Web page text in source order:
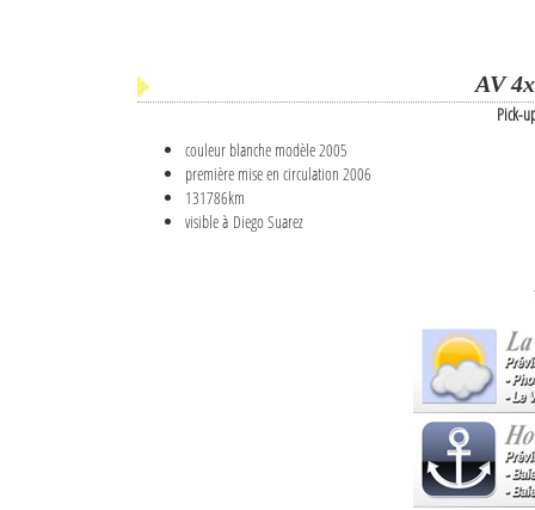
AV
Pick-
couleur blanche modèle 2005
première mise en circulation 2006
131786km
visible à Diego Suarez